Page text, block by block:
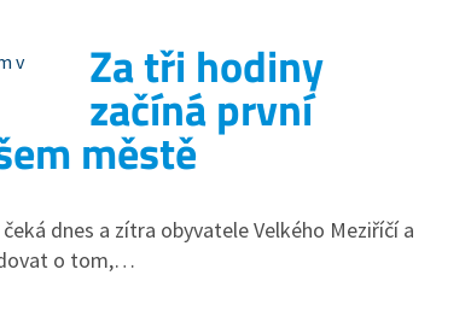
Za tři hodiny
začíná první
městě
dnes a zítra obyvatele Velkého Meziříčí a
o tom,…